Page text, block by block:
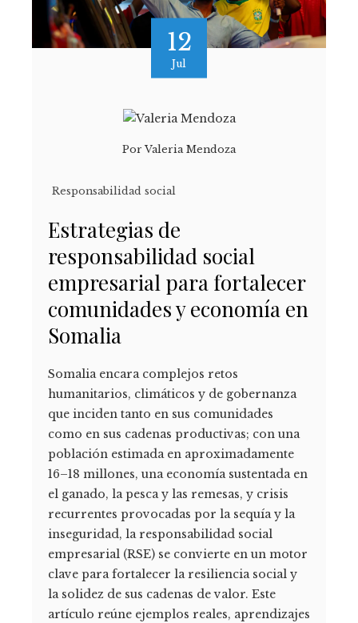
12
Jul
PorValeria Mendoza
Responsabilidad social
Estrategias de
responsabilidad social
empresarial para fortalecer
comunidades y economía en
Somalia
Somalia encara complejos retos
humanitarios, climáticos y de gobernanza
que inciden tanto en sus comunidades
como en sus cadenas productivas; con una
población estimada en aproximadamente
16–18 millones, una economía sustentada en
el ganado, la pesca y las remesas, y crisis
recurrentes provocadas por la sequía y la
inseguridad, la responsabilidad social
empresarial (RSE) se convierte en un motor
clave para fortalecer la resiliencia social y
la solidez de sus cadenas de valor. Este
artículo reúne ejemplos reales, aprendizajes